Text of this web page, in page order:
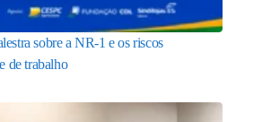
sobre a NR-1 e os riscos
de trabalho